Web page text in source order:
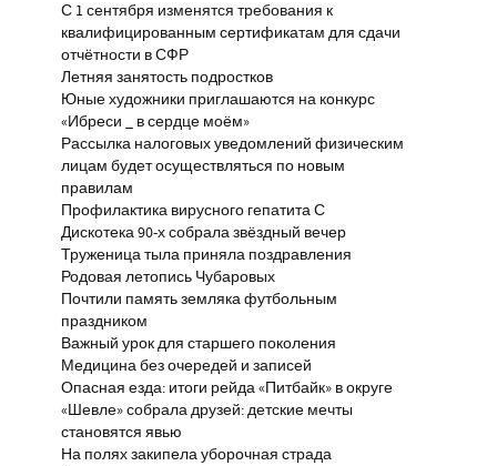
С 1 сентября изменятся требования к
квалифицированным сертификатам для сдачи
отчётности в СФР
Летняя занятость подростков
Юные художники приглашаются на конкурс
«Ибреси _ в сердце моём»
Рассылка налоговых уведомлений физическим
лицам будет осуществляться по новым
правилам
Профилактика вирусного гепатита С
Дискотека 90-х собрала звёздный вечер
Труженица тыла приняла поздравления
Родовая летопись Чубаровых
Почтили память земляка футбольным
праздником
Важный урок для старшего поколения
Медицина без очередей и записей
Опасная езда: итоги рейда «Питбайк» в округе
«Шевле» собрала друзей: детские мечты
становятся явью
На полях закипела уборочная страда